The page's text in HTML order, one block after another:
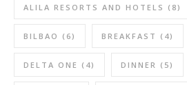
ALILA RESORTS AND HOTELS (8)
BILBAO (6) BREAKFAST (4)
DELTA ONE (4) DINNER (5)